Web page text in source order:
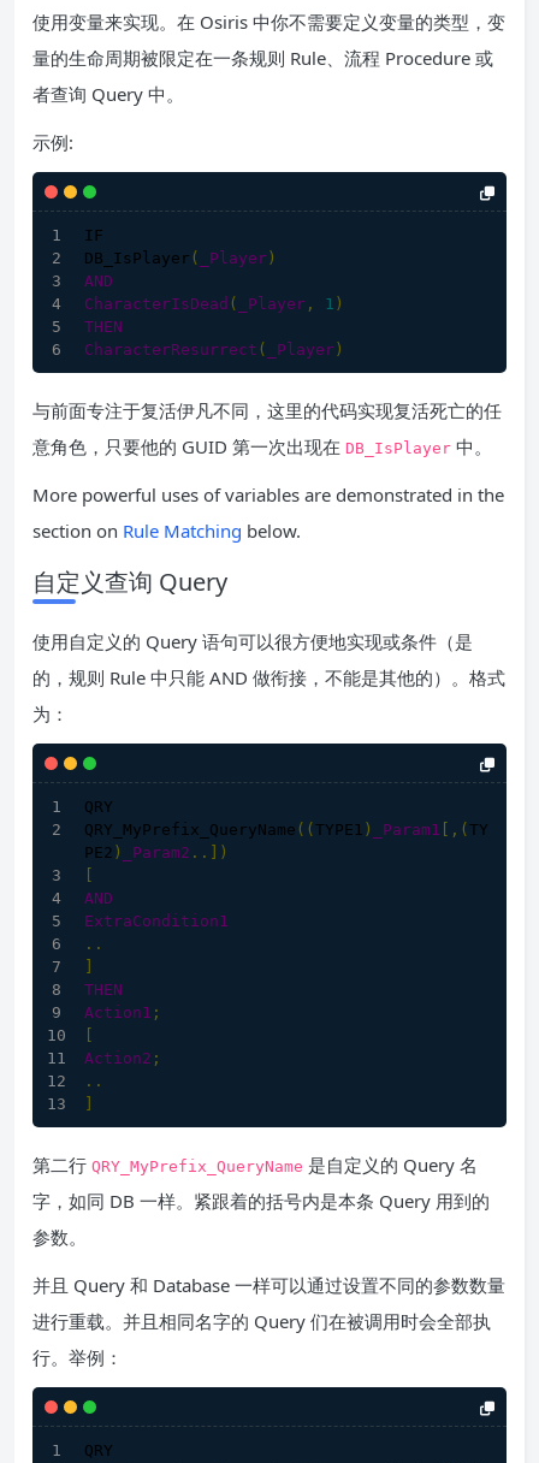
使用变量来实现。在 Osiris 中你不需要定义变量的类型，变
量的生命周期被限定在一条规则 Rule、流程 Procedure 或
者查询 Query 中。
示例:
IF
DB_IsPlayer ( _Player )
AND
CharacterIsDead ( _Player , 1 )
THEN
CharacterResurrect ( _Player )
与前面专注于复活伊凡不同，这里的代码实现复活死亡的任
意角色，只要他的 GUID 第一次出现在 DB_IsPlayer 中。
More powerful uses of variables are demonstrated in the
section on Rule Matching below.
自定义查询 Query
使用自定义的 Query 语句可以很方便地实现或条件（是
的，规则 Rule 中只能 AND 做衔接，不能是其他的）。格式
为：
QRY
QRY_MyPrefix_QueryName ( ( TYPE1 ) _Param1 [,( TY
PE2 ) _Param2 ..])
AND
ExtraCondition1
..
THEN
Action1 ;
Action2 ;
..
第二行 QRY_MyPrefix_QueryName 是自定义的 Query 名
字，如同 DB 一样。紧跟着的括号内是本条 Query 用到的
参数。
并且 Query 和 Database 一样可以通过设置不同的参数数量
进行重载。并且相同名字的 Query 们在被调用时会全部执
行。举例：
QRY